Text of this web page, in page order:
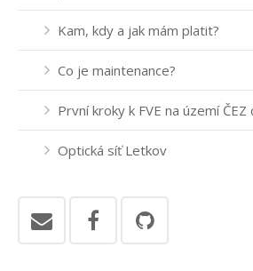
Kam, kdy a jak mám platit?
Co je maintenance?
První kroky k FVE na území
Optická síť Letkov